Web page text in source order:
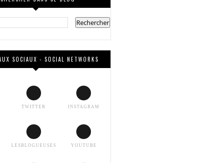
SOCIAUX - SOCIAL NETWORKS
TWITTER INSTAGRAM
LESBLOGUEUSES YOUTUBE